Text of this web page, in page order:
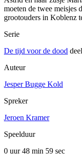
moeten de twee meisjes
grootouders in Koblenz
Serie
De tijd voor de dood
Auteur
Jesper Bugge Kold
Spreker
Jeroen Kramer
Speelduur
0 uur 48 min 59 sec